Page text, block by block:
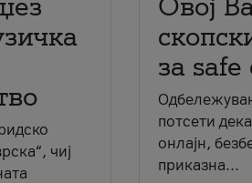
чиј
за
потсети
онлајн,
приказна...